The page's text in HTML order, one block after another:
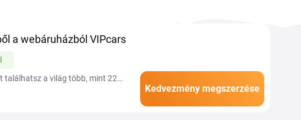
kedvezmény kódot a megfelelő mezőbe. Így olcsóbban
láthatóvá válik.
a webáruházból VIPcars
találhatsz a világ több, mint 22
Kedvezmény megszerzése